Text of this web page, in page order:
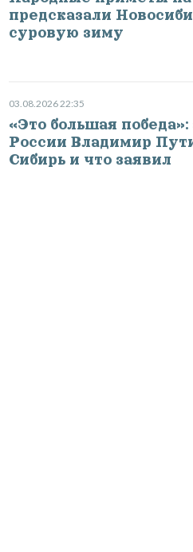
предсказали
суровую зиму
03.08.2026 22:35
«Это большая
России Владимир
Сибирь и что заявил